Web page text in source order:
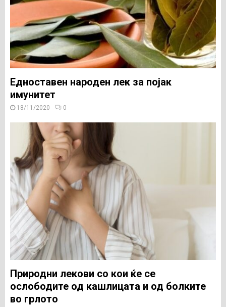
Едноставен народен лек за појак
имунитет
18/11/2020 0
Природни лекови со кои ќе се
ослободите од кашлицата и од болките
во грлото